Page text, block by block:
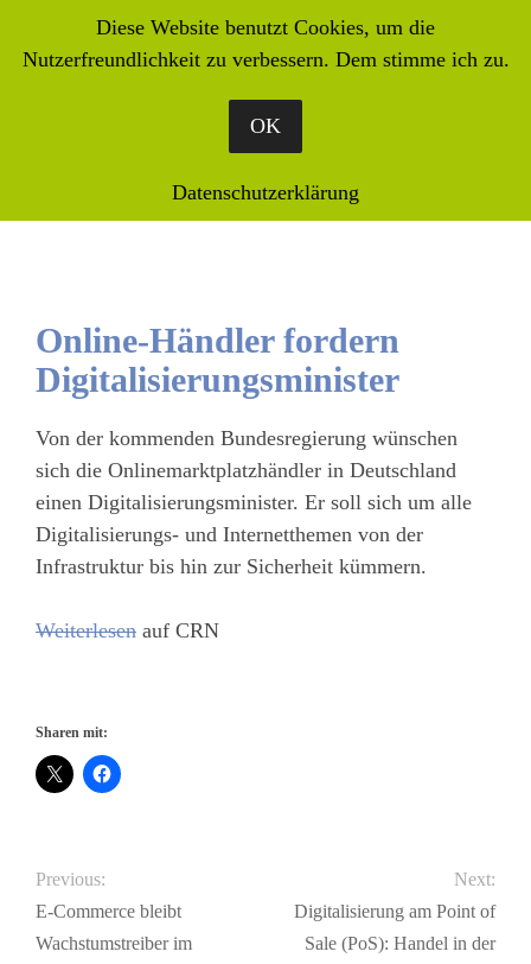
Online-Händler fordern
Digitalisierungsminister
Von der kommenden Bundesregierung wünschen
sich die Onlinemarktplatzhändler in Deutschland
einen Digitalisierungsminister. Er soll sich um alle
Digitalisierungs- und Internetthemen von der
Infrastruktur bis hin zur Sicherheit kümmern.
Weiterlesen auf CRN
Sharen mit:
Previous:
E-Commerce bleibt
Wachstumstreiber im
Next:
Digitalisierung am Point of
Sale (PoS): Handel in der
Diese Website benutzt Cookies, um die
Nutzerfreundlichkeit zu verbessern. Dem stimme ich zu.
OK
Datenschutzerklärung